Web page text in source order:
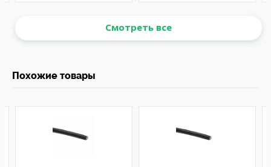
Смотреть все
Похожие товары